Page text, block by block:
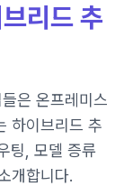
리드 추
은 온프레미스
하이브리드 추
팅, 모델 증류
개합니다.